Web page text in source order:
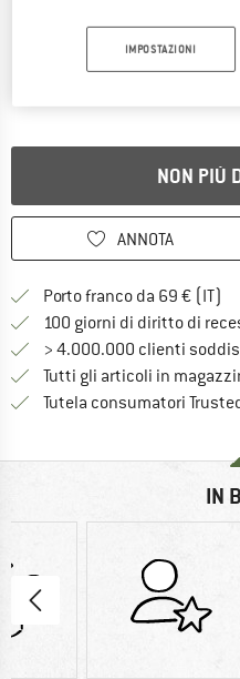
NON PIÙ
ANNOTA
Porto franco da 69 € (IT)
100 giorni di diritto di
> 4.000.000 clienti
Tutti gli articoli in
Tutela consumatori
IN
IMPOSTAZIONI